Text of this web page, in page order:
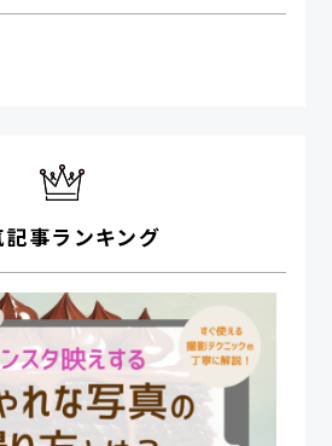
記事ランキング